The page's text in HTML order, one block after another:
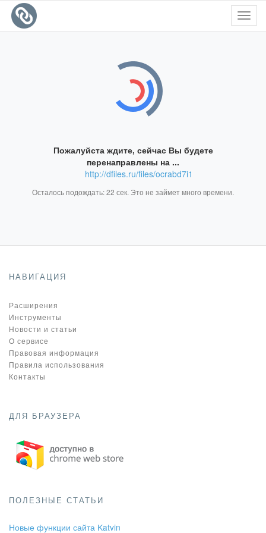
Пожалуйста ждите, сейчас Вы будете
перенаправлены на ...
http://dfiles.ru/files/ocrabd7i1
Осталось подождать:22 сек. Это не займет много времени.
НАВИГАЦИЯ
Расширения
Инструменты
Новости и статьи
О сервисе
Правовая информация
Правила использования
Контакты
ДЛЯ БРАУЗЕРА
ПОЛЕЗНЫЕ СТАТЬИ
Новые функции сайта Katvin